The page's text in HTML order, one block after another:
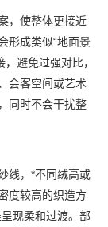
，使整体更接近
形成类似“地面景
避免过强对比，
会客空间或艺术
同时不会干扰整
线，*不同绒高或
度较高的织造方
现柔和过渡。部